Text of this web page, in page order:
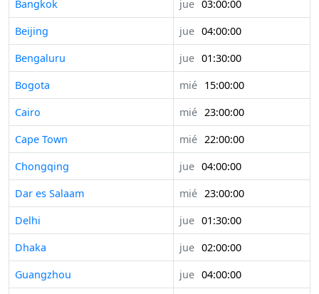
Bangkok
jue 03:00:00
Beijing
jue 04:00:00
Bengaluru
jue 01:30:00
Bogota
mié 15:00:00
Cairo
mié 23:00:00
Cape Town
mié 22:00:00
Chongqing
jue 04:00:00
Dar es Salaam
mié 23:00:00
Delhi
jue 01:30:00
Dhaka
jue 02:00:00
Guangzhou
jue 04:00:00